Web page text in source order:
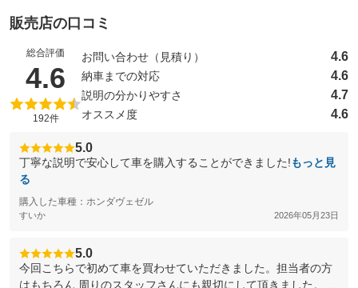
販売店の口コミ
総合評価
4.6 （5点満点中）
192件
お問い合わせ（見積り） 4.6
納車までの対応 4.6
説明の分かりやすさ 4.7
オススメ度 4.6
5.0
丁寧な説明で安心して車を購入することができました!もっと見
る
購入した車種：ホンダヴェゼル
すいか 2026年05月23日
5.0
今回こちらで初めて車を買わせていただきました。担当者の方
はもちろん 周りのスタッフさんにも親切にして頂きました。 ...